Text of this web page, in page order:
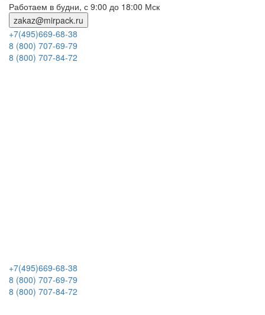
Работаем в будни, с 9:00 до 18:00 Мск
zakaz@mirpack.ru
+7(495)669-68-38
8 (800) 707-69-79
8 (800) 707-84-72
+7(495)669-68-38
8 (800) 707-69-79
8 (800) 707-84-72